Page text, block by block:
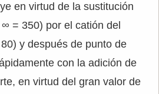
en virtud de la sustitución
= 350) por el catión del
y después de punto de
con la adición de
en virtud del gran valor de